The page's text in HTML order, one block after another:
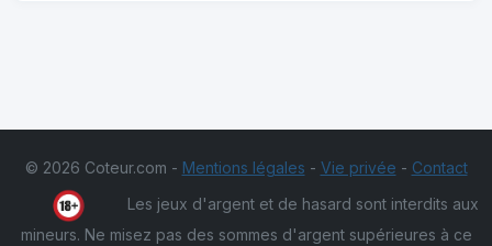
© 2026 Coteur.com - Mentions légales - Vie privée - Contact
Les jeux d'argent et de hasard sont interdits aux
mineurs. Ne misez pas des sommes d'argent supérieures à ce